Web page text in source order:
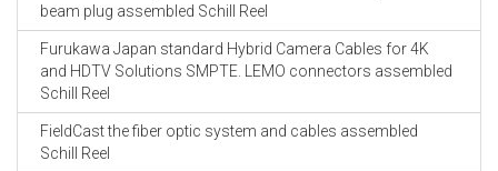
beam plug assembled Schill Reel
Furukawa Japan standard Hybrid Camera Cables for 4K
and HDTV Solutions SMPTE. LEMO connectors assembled
Schill Reel
FieldCast the fiber optic system and cables assembled
Schill Reel